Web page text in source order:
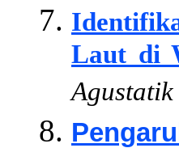
Laut di